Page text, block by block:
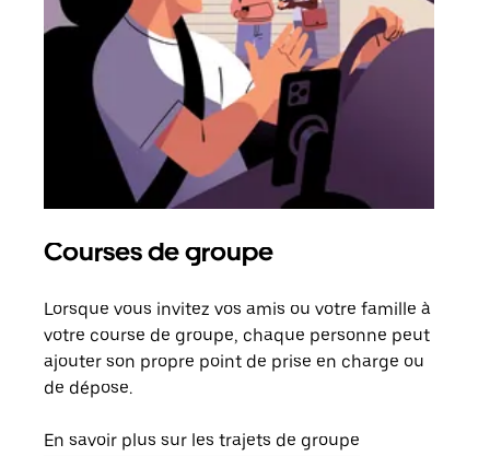
Courses de groupe
Lorsque vous invitez vos amis ou votre famille à
votre course de groupe, chaque personne peut
ajouter son propre point de prise en charge ou
de dépose.
En savoir plus sur les trajets de groupe